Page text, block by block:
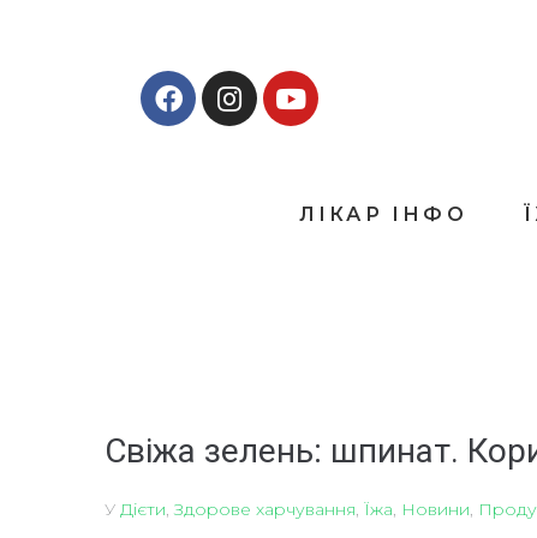
ЛІКАР ІНФО
Свіжа зелень: шпинат.
У Дієти,Здорове харчування, Їжа, Новини,